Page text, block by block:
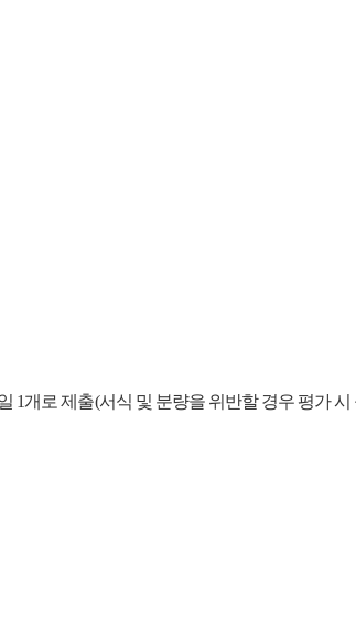
1개로 제출(서식 및 분량을 위반할 경우 평가